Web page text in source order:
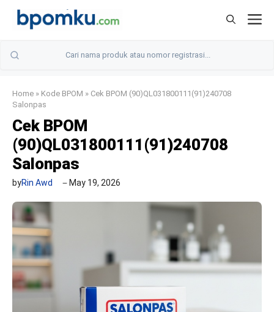
Skip
Home » Kode BPOM » Cek BPOM (90)QL031800111(91)240708
Salonpas
Cek BPOM
(90)QL031800111(91)240708
Salonpas
byRin Awd May 19, 2026